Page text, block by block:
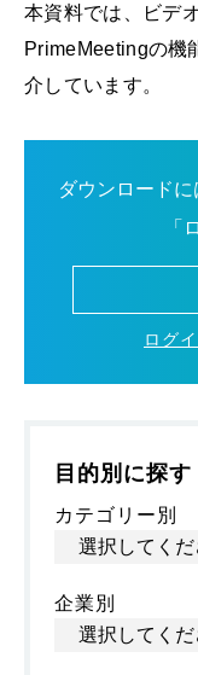
本資料では、ビデ
PrimeMeetingの機
介しています。
ダウンロード
「
ログ
目的別に探す
カテゴリー別
企業別